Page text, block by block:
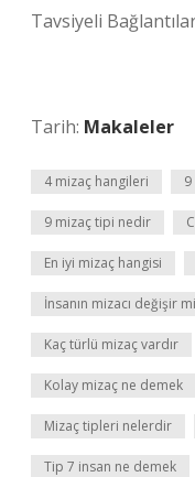
Tavsiyeli
Tarih: Makaleler
4 mizaç hangileri
9 mizaç tipi nedir
En iyi mizaç hangisi
İnsanın mizacı değişir mi
Kaç türlü mizaç vardır
Kolay mizaç ne demek
Mizaç tipleri nelerdir
Tip 7 insan ne demek